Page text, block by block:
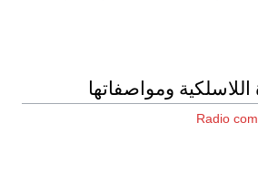
اللاسلكية ومواصفاتها
Radio